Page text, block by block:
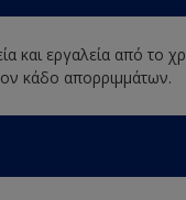
και εργαλεία από το
κάδο απορριμμάτων.